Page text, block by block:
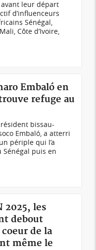
leur départ
d’influenceurs
Sénégal,
Côte d’Ivoire,
Embaló en
refuge au
bissau-
Embaló, a atterri
périple qui l’a
puis en
2025, les
debout
de la
même le